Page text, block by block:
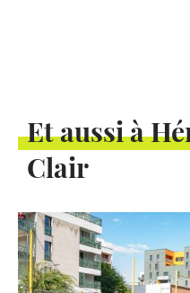
Et aussi à
Clair